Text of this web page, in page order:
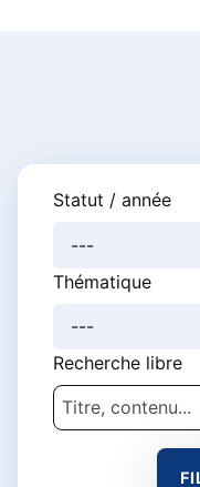
Statut / année
Thématique
Recherche libre